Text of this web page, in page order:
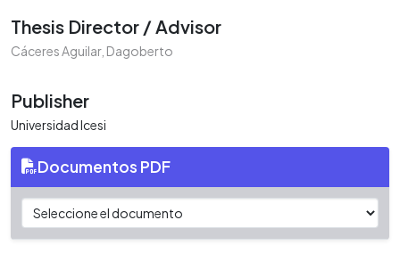
Thesis Director / Advisor
Cáceres Aguilar, Dagoberto
Publisher
Universidad Icesi
Documentos PDF